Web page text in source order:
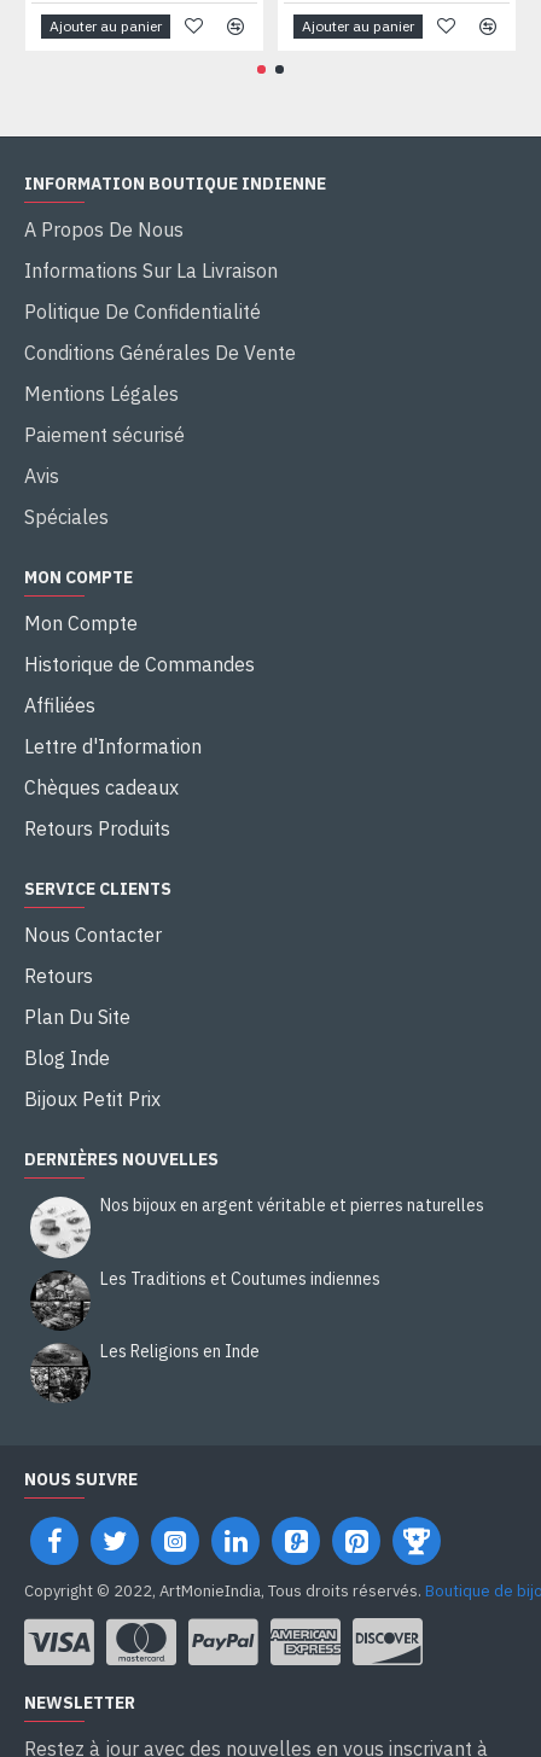
Ajouter au panier Ajouter au panier
INFORMATION BOUTIQUE INDIENNE
A Propos De Nous
Informations Sur La Livraison
Politique De Confidentialité
Conditions Générales De Vente
Mentions Légales
Paiement sécurisé
Avis
Spéciales
MON COMPTE
Mon Compte
Historique de Commandes
Affiliées
Lettre d'Information
Chèques cadeaux
Retours Produits
SERVICE CLIENTS
Nous Contacter
Retours
Plan Du Site
Blog Inde
Bijoux Petit Prix
DERNIÈRES NOUVELLES
Nos bijoux en argent véritable et pierres naturelles
Les Traditions et Coutumes indiennes
Les Religions en Inde
NOUS SUIVRE
Copyright © 2022, ArtMonieIndia, Tous droits réservés. Boutique de
NEWSLETTER
Restez à jour avec des nouvelles en vous inscrivant à